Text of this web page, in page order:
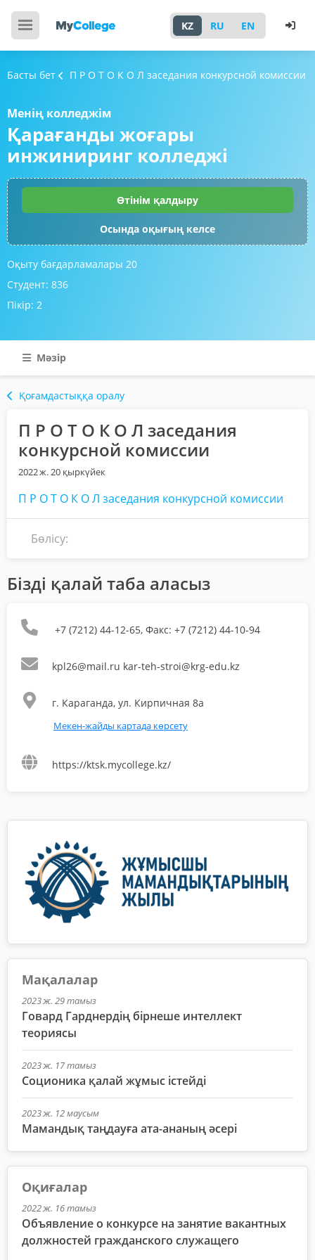
KZ RU EN
Басты бет П Р О Т О К О Л заседания конкурсной комиссии
Менің колледжім
Қарағанды жоғары
инжиниринг колледжі
Өтінім қалдыру
Осында оқығың келсе
Оқыту бағдарламалары 20
Студент: 836
Пікір: 2
Мәзір
Қоғамдастыққа оралу
П Р О Т О К О Л заседания
конкурсной комиссии
2022 ж. 20 қыркүйек
П Р О Т О К О Л заседания конкурсной комиссии
Бөлісу:
Бізді қалай таба аласыз
+7 (7212) 44-12-65, Факс: +7 (7212) 44-10-94
kpl26@mail.ru kar-teh-stroi@krg-edu.kz
г. Караганда, ул. Кирпичная 8а
Мекен-жайды картада көрсету
https://ktsk.mycollege.kz/
Мақалалар
2023 ж. 29 тамыз
Говард Гарднердің бірнеше интеллект
теориясы
2023 ж. 17 тамыз
Соционика қалай жұмыс істейді
2023 ж. 12 маусым
Мамандық таңдауға ата-ананың әсері
Оқиғалар
2022 ж. 16 тамыз
Объявление о конкурсе на занятие вакантных
должностей гражданского служащего